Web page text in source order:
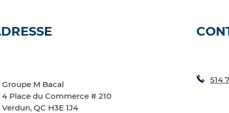
Groupe M Bacal
4 Place du Commerce # 210
Verdun, QC H3E 1J4
514